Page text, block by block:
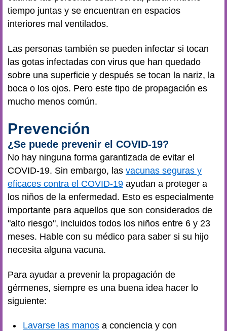
tiempo juntas y se encuentran en espacios
interiores mal ventilados.
Las personas también se pueden infectar si tocan
las gotas infectadas con virus que han quedado
sobre una superficie y después se tocan la nariz, la
boca o los ojos. Pero este tipo de propagación es
mucho menos común.
Prevención
¿Se puede prevenir el COVID-19?
No hay ninguna forma garantizada de evitar el
COVID-19. Sin embargo, las vacunas seguras y
eficaces contra el COVID-19 ayudan a proteger a
los niños de la enfermedad. Esto es especialmente
importante para aquellos que son considerados de
"alto riesgo", incluidos todos los niños entre 6 y 23
meses. Hable con su médico para saber si su hijo
necesita alguna vacuna.
Para ayudar a prevenir la propagación de
gérmenes, siempre es una buena idea hacer lo
siguiente:
Lavarse las manos a conciencia y con